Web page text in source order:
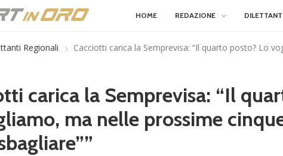
HOME REDAZIONE
Regionali Cacciotti carica la Semprevisa: “Il quarto posto? Lo
carica la Semprevisa: “Il
ma nelle prossime